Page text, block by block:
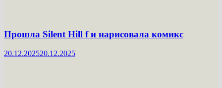
Прошла Silent Hill f и нарисовала комикс
20.12.202520.12.2025